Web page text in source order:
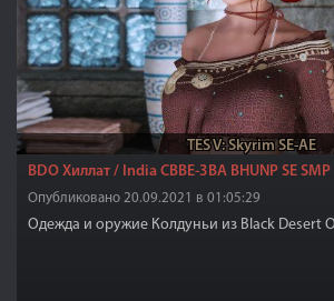
TES V: Skyrim SE-AE
BDO Хиллат / India CBBE-3BA BHUNP SE SMP
Опубликовано 20.09.2021 в 01:05:29
Одежда и оружие Колдуньи из Black Desert